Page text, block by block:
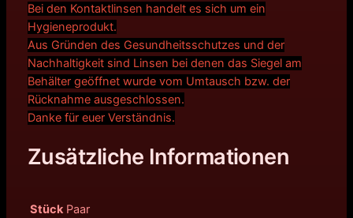
Bei den Kontaktlinsen handelt es sich um ein
Hygieneprodukt.
Aus Gründen des Gesundheitsschutzes und der
Nachhaltigkeit sind Linsen bei denen das Siegel am
Behälter geöffnet wurde vom Umtausch bzw. der
Rücknahme ausgeschlossen.
Danke für euer Verständnis.
Zusätzliche Informationen
Stück Paar